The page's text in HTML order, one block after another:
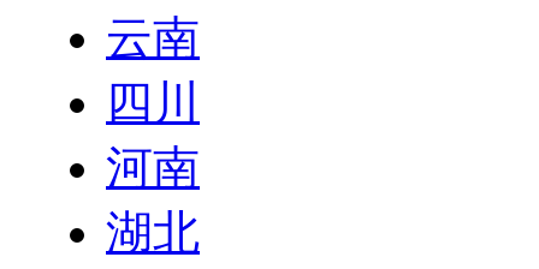
云南
四川
河南
湖北